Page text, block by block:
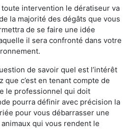
toute intervention le dératiseur va
la majorité des dégâts que vous
de se faire une idée
il sera confronté dans votre
de savoir quel est l’intérêt
que c’est en tenant compte de
le professionnel qui doit
pourra définir avec précision la
pour vous débarrasser une
qui vous rendent le